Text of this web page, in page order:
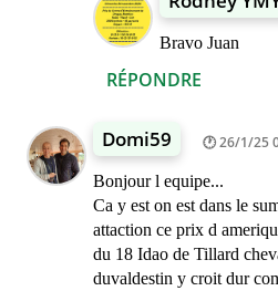
RÉPONDRE
Bravo Juan
Domi59 26/1/25
Bonjour l equipe...
Ca y est on est dans le
attaction ce prix d
du 18 Idao de Tillard
duvaldestin y croit dur